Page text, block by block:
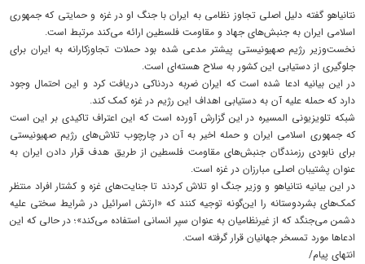
نتانیاهو گفته دلیل اصلی تجاوز نظامی به ایران با جنگ او در غزه و حمایتی که جمهوری
اسلامی ایران به جنبش‌های جهاد و مقاومت فلسطین ارائه می‌کند مرتبط است.
نخست‌وزیر رژیم صهیونیستی پیشتر مدعی شده بود حملات تجاوزکارانه به ایران برای
جلوگیری از دستیابی این کشور به سلاح هسته‌ای است.
در این بیانیه ادعا شده است که ایران ضربه دردناکی دریافت کرد و این احتمال وجود
دارد که حمله علیه آن به دستیابی اهداف این رژیم در غزه کمک کند.
شبکه تلویزیونی المسیره در این گزارش آورده است که این اعتراف تاکیدی بر این است
که جمهوری اسلامی ایران و حمله اخیر به آن در چارچوب تلاش‌های رژیم صهیونیستی
برای نابودی رزمندگان جنبش‌های مقاومت فلسطین از طریق هدف قرار دادن ایران به
عنوان پشتیبان اصلی مبارزان در غزه است.
در این بیانیه نتانیاهو و وزیر جنگ او تلاش کردند تا جنایت‌های غزه و کشتار افراد منتظر
کمک‌های بشردوستانه را این‌گونه توجیه کنند که «ارتش اسرائیل در شرایط سختی علیه
دشمن می‌جنگد که از غیرنظامیان به عنوان سپر انسانی استفاده می‌کند»؛ در حالی که این
ادعاها مورد تمسخر جهانیان قرار گرفته است.
انتهای پیام/